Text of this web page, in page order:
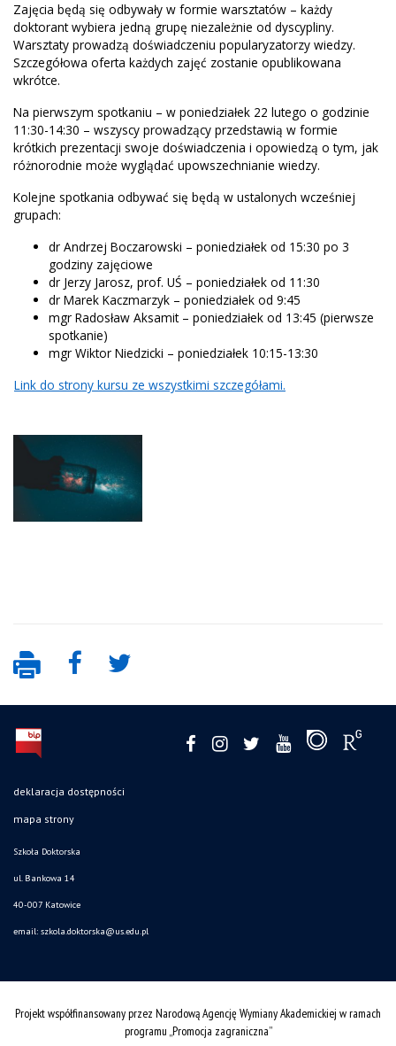
Zajęcia będą się odbywały w formie warsztatów – każdy
doktorant wybiera jedną grupę niezależnie od dyscypliny.
Warsztaty prowadzą doświadczeniu popularyzatorzy wiedzy.
Szczegółowa oferta każdych zajęć zostanie opublikowana
wkrótce.
Na pierwszym spotkaniu – w poniedziałek 22 lutego o godzinie
11:30-14:30 – wszyscy prowadzący przedstawią w formie
krótkich prezentacji swoje doświadczenia i opowiedzą o tym, jak
różnorodnie może wyglądać upowszechnianie wiedzy.
Kolejne spotkania odbywać się będą w ustalonych wcześniej
grupach:
dr Andrzej Boczarowski – poniedziałek od 15:30 po 3
godziny zajęciowe
dr Jerzy Jarosz, prof. UŚ – poniedziałek od 11:30
dr Marek Kaczmarzyk – poniedziałek od 9:45
mgr Radosław Aksamit – poniedziałek od 13:45 (pierwsze
spotkanie)
mgr Wiktor Niedzicki – poniedziałek 10:15-13:30
Link do strony kursu ze wszystkimi szczegółami.
deklaracja dostępności
mapa strony
Szkoła Doktorska
ul. Bankowa 14
40-007 Katowice
email: szkola.doktorska@us.edu.pl
Projekt współfinansowany przez Narodową Agencję Wymiany Akademickiej w ramach
programu „Promocja zagraniczna”